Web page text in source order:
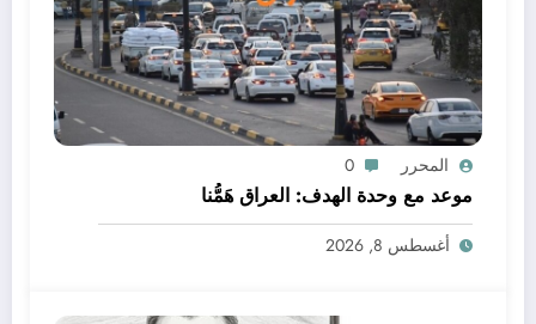
المحرر 0
موعد مع وحدة الهدف: العراق هَمُّنا
أغسطس 8, 2026